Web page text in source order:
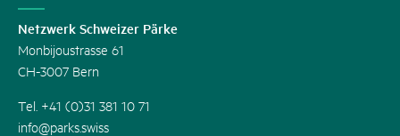
Netzwerk Schweizer Pärke
Monbijoustrasse 61
CH-3007 Bern
Tel. +41 (0)31 381 10 71
info@parks.swiss